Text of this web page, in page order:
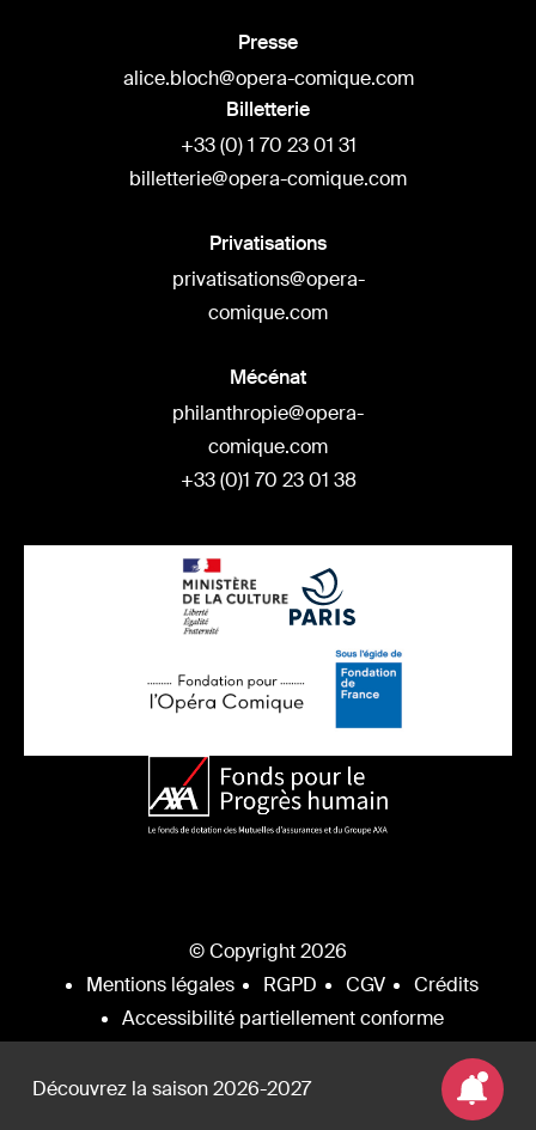
Découvrez la saison 2026-2027
Presse
alice.bloch@opera-comique.com
Billetterie
+33 (0) 1 70 23 01 31
billetterie@opera-comique.com
Privatisations
privatisations@opera-
comique.com
Mécénat
philanthropie@opera-
comique.com
+33 (0)1 70 23 01 38
© Copyright 2026
Mentions légales
RGPD CGV
Crédits
Accessibilité partiellement conforme